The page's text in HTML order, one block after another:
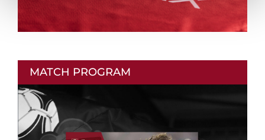
MATCH PROGRAM